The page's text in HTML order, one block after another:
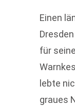
Einen
für
lebte
graues